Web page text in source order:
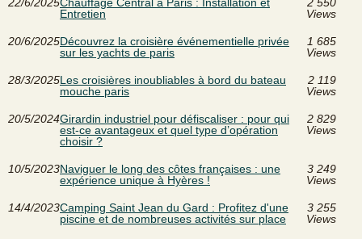
22/6/2025Chauffage Central à Paris : Installation et
Entretien
2 550
Views
20/6/2025Découvrez la croisière événementielle privée
sur les yachts de paris
1 685
Views
28/3/2025Les croisières inoubliables à bord du bateau
mouche paris
2 119
Views
20/5/2024Girardin industriel pour défiscaliser : pour qui
est-ce avantageux et quel type d’opération
choisir ?
2 829
Views
10/5/2023Naviguer le long des côtes françaises : une
expérience unique à Hyères !
3 249
Views
14/4/2023Camping Saint Jean du Gard : Profitez d'une
piscine et de nombreuses activités sur place
3 255
Views